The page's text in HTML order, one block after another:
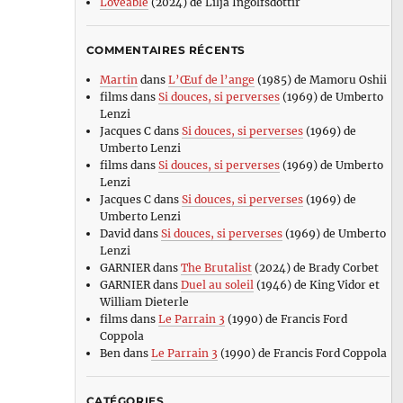
COMMENTAIRES RÉCENTS
Martin dans L’Œuf de l’ange (1985) de Mamoru Oshii
filmsdans Si douces, si perverses(1969) de Umberto
Lenzi
Jacques Cdans Si douces, si perverses(1969) de
Umberto Lenzi
filmsdans Si douces, si perverses(1969) de Umberto
Lenzi
Jacques Cdans Si douces, si perverses(1969) de
Umberto Lenzi
David dans Si douces, si perverses(1969) de Umberto
Lenzi
GARNIERdans The Brutalist(2024) de Brady Corbet
GARNIERdans Duel au soleil (1946) de King Vidor et
William Dieterle
filmsdans Le Parrain 3 (1990) de Francis Ford
Coppola
Ben dans Le Parrain 3 (1990) de Francis Ford Coppola